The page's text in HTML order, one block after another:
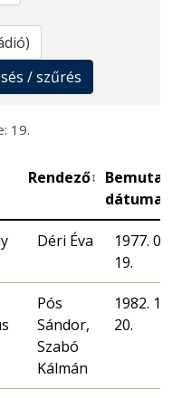
/ szűrés
19.
Rendező↕
Bemutató
dátuma
Déri Éva
1977. 09.
19.
Pós
Sándor,
Szabó
Kálmán
1982. 11.
20.